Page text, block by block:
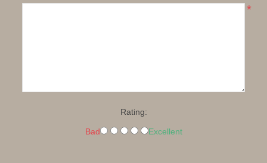
*
Rating:
Bad Excellent